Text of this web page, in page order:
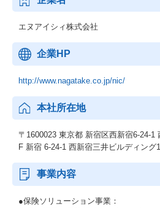
エヌアイシィ株式会社
企業HP
http://www.nagatake.co.jp/nic/
本社所在地
〒1600023 東京都 新宿区西新宿6-24-1
F 新宿 6-24-1 西新宿三井ビルディング
事業内容
●保険ソリューション事業：